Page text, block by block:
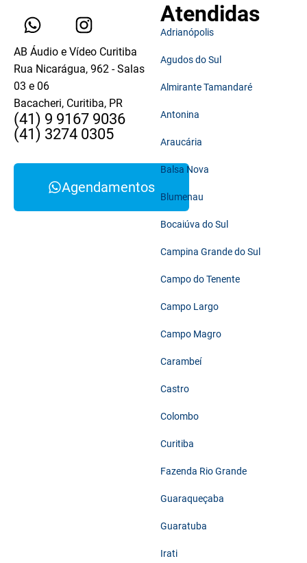
AB Áudio e Vídeo Curitiba
Rua Nicarágua, 962 - Salas
03 e 06
Bacacheri, Curitiba, PR
(41) 9 9167 9036
(41) 3274 0305
Agendamentos
Atendidas
Adrianópolis
Agudos do Sul
Almirante Tamandaré
Antonina
Araucária
Balsa Nova
Blumenau
Bocaiúva do Sul
Campina Grande do Sul
Campo do Tenente
Campo Largo
Campo Magro
Carambeí
Castro
Colombo
Curitiba
Fazenda Rio Grande
Guaraqueçaba
Guaratuba
Irati